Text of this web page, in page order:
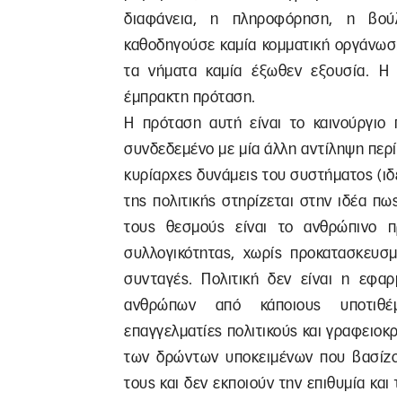
διαφάνεια, η πληροφόρηση, η
καθοδηγούσε καμία κομματική
τα νήματα καμία έξωθεν εξουσία.
έμπρακτη πρόταση.
Η πρόταση αυτή είναι το καινούργιο
συνδεδεμένο με μία άλλη αντίληψη
κυρίαρχες δυνάμεις του συστήματος
της πολιτικής στηρίζεται στην ιδέα
τους θεσμούς είναι το ανθρώπινο
συλλογικότητας, χωρίς
συνταγές. Πολιτική δεν είναι η
ανθρώπων από κάποιους
επαγγελματίες πολιτικούς και
των δρώντων υποκειμένων που
τους και δεν εκποιούν την επιθυμία